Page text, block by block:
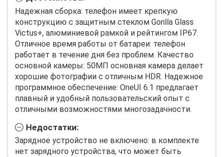
Надежная сборка: телефон имеет крепкую
конструкцию с защитным стеклом Gorilla Glass
Victus+, алюминиевой рамкой и рейтингом IP67.
Отличное время работы от батареи: телефон
работает в течение дня без проблем. Качество
основной камеры: 50МП основная камера делает
хорошие фотографии с отличным HDR. Надежное
программное обеспечение: OneUI 6.1 предлагает
плавный и удобный пользовательский опыт с
отличными возможностями многозадачности.
Недостатки:
Зарядное устройство не включено: в комплекте
нет зарядного устройства, что может быть